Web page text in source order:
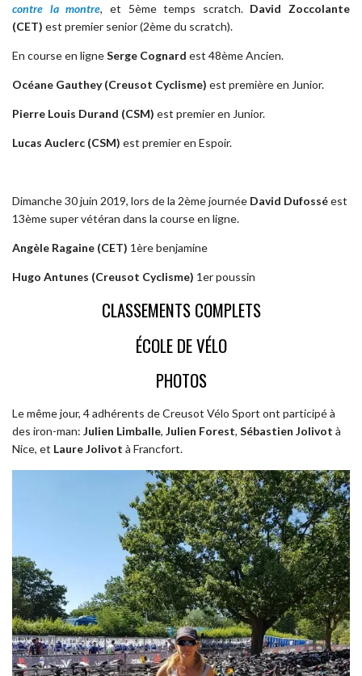
contre la montre, et 5ème temps scratch. David Zoccolante
(CET) est premier senior (2ème du scratch).
En course en ligneSerge Cognard est 48ème Ancien.
Océane Gauthey (Creusot Cyclisme) est première en Junior.
Pierre Louis Durand (CSM) est premier en Junior.
Lucas Auclerc (CSM) est premier en Espoir.
Dimanche 30 juin 2019, lors de la 2ème journée David Dufosséest
13ème super vétéran dans la course en ligne.
Angèle Ragaine (CET) 1ère benjamine
Hugo Antunes (Creusot Cyclisme) 1er poussin
CLASSEMENTS COMPLETS
ÉCOLE DE VÉLO
PHOTOS
Le même jour, 4 adhérents de Creusot Vélo Sport ont participé à
des iron-man: Julien Limballe, Julien Forest, Sébastien Jolivot à
Nice, et Laure Jolivot à Francfort.